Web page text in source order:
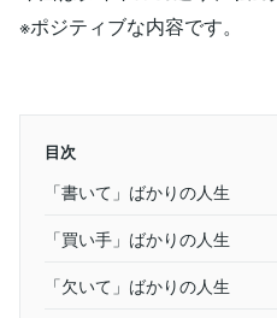
※ポジティブな内容です。
目次
「書いて」ばかりの人生
「買い手」ばかりの人生
「欠いて」ばかりの人生